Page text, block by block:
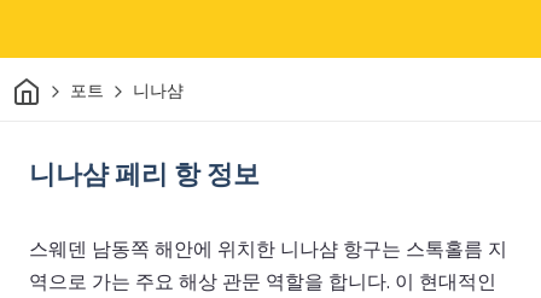
집 포트 니나샴
니나샴 페리 항 정보
스웨덴 남동쪽 해안에 위치한 니나샴 항구는 스톡홀름 지
역으로 가는 주요 해상 관문 역할을 합니다. 이 현대적인